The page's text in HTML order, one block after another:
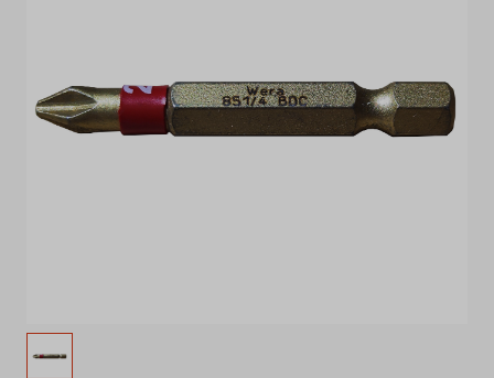
Pedidos de cotação
Contactos